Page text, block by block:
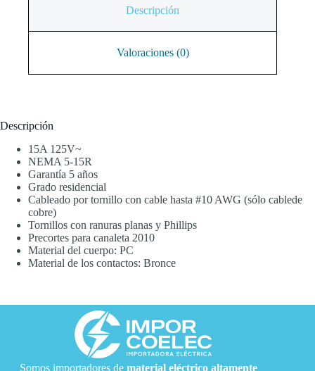
Descripción
Valoraciones (0)
Descripción
15A 125V~
NEMA 5-15R
Garantía 5 años
Grado residencial
Cableado por tornillo con cable hasta #10 AWG (sólo cablede
cobre)
Tornillos con ranuras planas y Phillips
Precortes para canaleta 2010
Material del cuerpo: PC
Material de los contactos: Bronce
Somos importadores dematerial eléctrico altamente